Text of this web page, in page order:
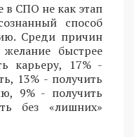
СПО не как этап
способ
Среди причин
быстрее
карьеру, 17% -
13% - получить
9% - получить
без «лишних»